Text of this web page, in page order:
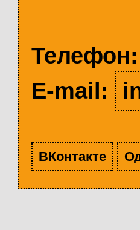
Телефон:
E-mail:
ВКонтакте